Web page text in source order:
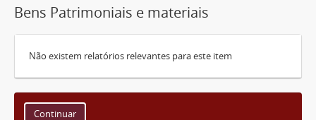
Bens Patrimoniais e materiais
Não existem relatórios relevantes para este item